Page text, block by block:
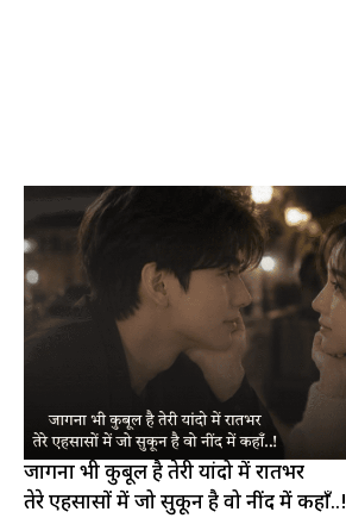
जागना भी कुबूल है तेरी यांदो में रातभर
तेरे एहसासों में जो सुकून है वो नींद में कहाँ..!